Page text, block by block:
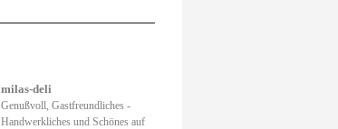
milas-deli
Genußvoll, Gastfreundliches -
Handwerkliches und Schönes auf